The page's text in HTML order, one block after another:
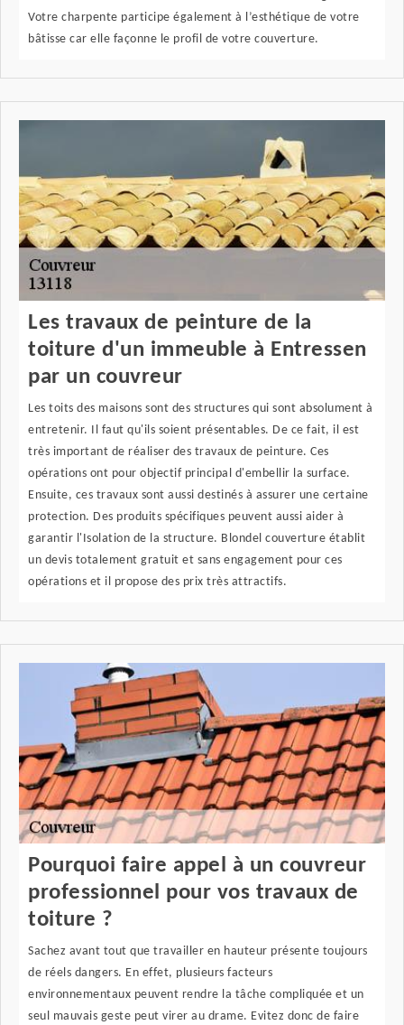
Votre charpente participe également à l’esthétique de votre
bâtisse car elle façonne le profil de votre couverture.
Les travaux de peinture de la
toiture d'un immeuble à Entressen
par un couvreur
Les toits des maisons sont des structures qui sont absolument à
entretenir. Il faut qu'ils soient présentables. De ce fait, il est
très important de réaliser des travaux de peinture. Ces
opérations ont pour objectif principal d'embellir la surface.
Ensuite, ces travaux sont aussi destinés à assurer une certaine
protection. Des produits spécifiques peuvent aussi aider à
garantir l'Isolation de la structure. Blondel couverture établit
un devis totalement gratuit et sans engagement pour ces
opérations et il propose des prix très attractifs.
Pourquoi faire appel à un couvreur
professionnel pour vos travaux de
toiture ?
Sachez avant tout que travailler en hauteur présente toujours
de réels dangers. En effet, plusieurs facteurs
environnementaux peuvent rendre la tâche compliquée et un
seul mauvais geste peut virer au drame. Evitez donc de faire